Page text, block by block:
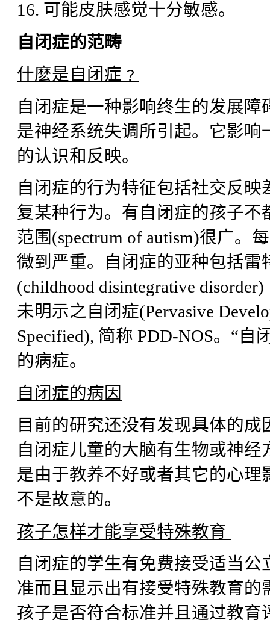
16. 可能皮肤感觉十分敏感。
自闭症的范畴
什麽是自闭症﹖
自闭症是一种影响终生的发展
是神经系统失调所引起。它影
的认识和反映。
自闭症的行为特征包括社交反
复某种行为。有自闭症的孩子
范围(spectrum of autism)很广。
微到严重。自闭症的亚种包括雷
(childhood disintegrative
未明示之自闭症(Pervasive
Specified), 简称 PDD-NOS。“
的病症。
自闭症的病因
目前的研究还没有发现具体的
自闭症儿童的大脑有生物或神
是由于教养不好或者其它的心
不是故意的。
孩子怎样才能享受特殊教育
自闭症的学生有免费接受适当
准而且显示出有接受特殊教育
孩子是否符合标准并且通过教